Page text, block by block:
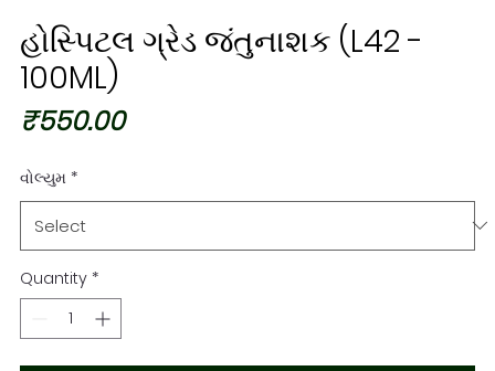
હોસ્પિટલ ગ્રેડ જંતુનાશક (L42 -
100ML)
₹550.00Price
વોલ્યુમ *
Quantity *